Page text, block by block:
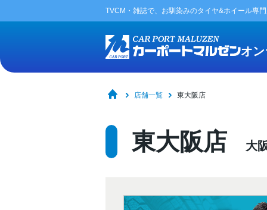
TVCM・雑誌で、お馴染みのタイヤ&ホイール専
オ
店舗一覧 東大阪店
東大阪店 大